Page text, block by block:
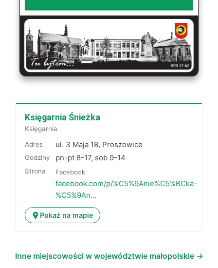
Księgarnia Śnieżka
Księgarnia
Adres ul. 3 Maja 18, Proszowice
Godziny pn-pt 8-17, sob 9-14
Strona Facebook
facebook.com/p/%C5%9Anie%C5%BCka-
%C5%9An…
Pokaż na mapie
Inne miejscowości w województwie małopolskie →